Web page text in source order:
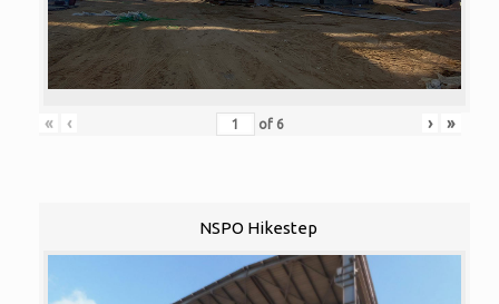
« ‹ of 6 › »
NSPO Hikestep